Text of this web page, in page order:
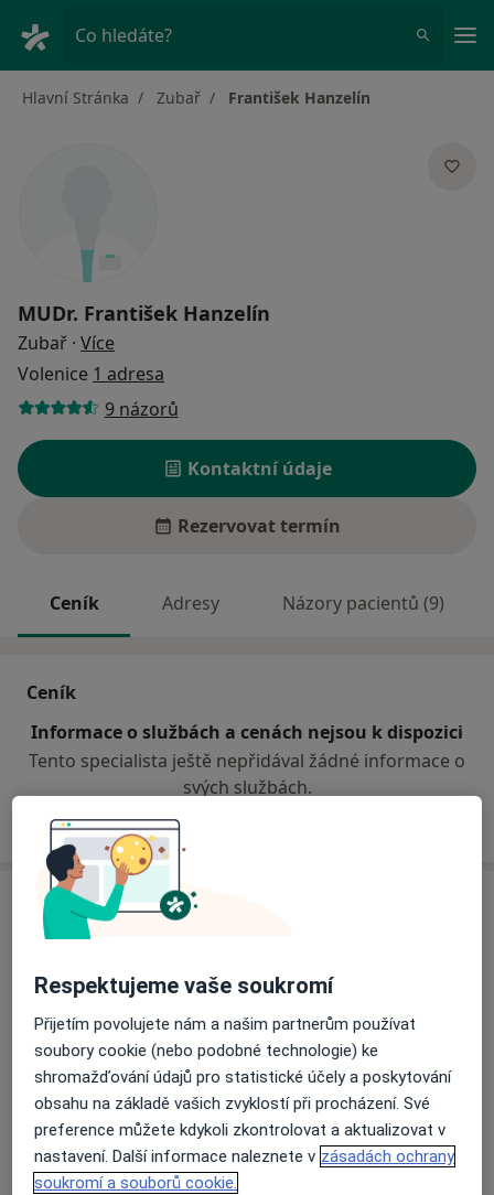
Co hledáte?
Hlavní Stránka Zubař František Hanzelín
MUDr. František Hanzelín
Zubař · Více
Volenice 1 adresa
9 názorů
Kontaktní údaje
Rezervovat termín
Ceník Adresy Názory pacientů (9)
Ceník
Informace o službách a cenách nejsou k dispozici
Tento specialista ještě nepřidával žádné informace o
svých službách.
Adresa
Volenice 41,Volenice 38716
Přiblížit mapuse otevře v nové záložce
Dostupnost
Na této adrese online kalendář není aktivní
Co mám v takové situaci udělat?
Respektujeme vaše soukromí
Přijetím povolujete nám a našim partnerům používat
soubory cookie (nebo podobné technologie) ke
shromažďování údajů pro statistické účely a poskytování
obsahu na základě vašich zvyklostí při procházení. Své
preference můžete kdykoli zkontrolovat a aktualizovat v
nastavení. Další informace naleznete v zásadách ochrany
soukromí a souborů cookie.